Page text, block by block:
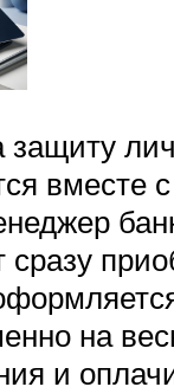
защиту
вместе
сразу
на
и